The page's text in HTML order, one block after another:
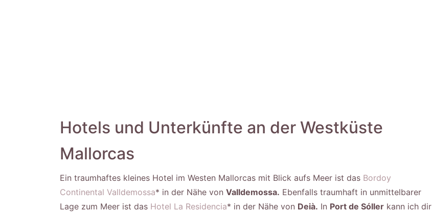
Hotels und Unterkünfte an der Westküste
Mallorcas
Ein traumhaftes kleines Hotel im Westen Mallorcas mit Blick aufs Meer ist das Bordoy
Continental Valldemossa* in der Nähe von Valldemossa. Ebenfalls traumhaft in unmittelbarer
Lage zum Meer ist das Hotel La Residencia* in der Nähe von Deià. In Port de Sóller kann ich dir